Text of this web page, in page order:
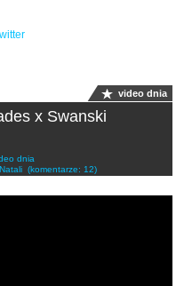
video dnia
x Swanski
dnia
(komentarze: 12)